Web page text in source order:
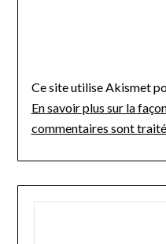
Ce site utilise Akismet
En savoir plus sur la
commentaires sont